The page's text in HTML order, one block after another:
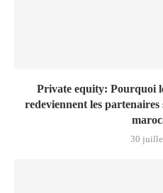
Private equity: Pourquoi
redeviennent les partenaires
30